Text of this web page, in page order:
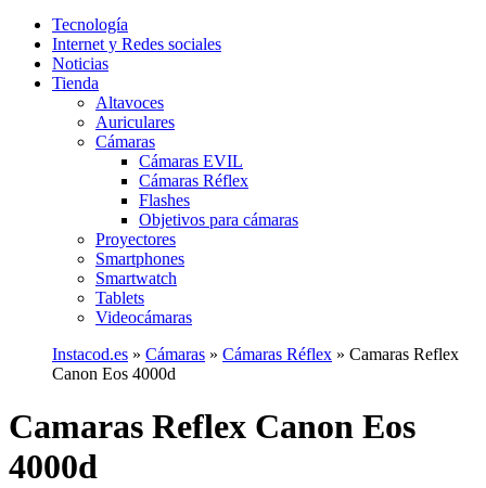
Tecnología
Internet y Redes sociales
Noticias
Tienda
Altavoces
Auriculares
Cámaras
Cámaras EVIL
Cámaras Réflex
Flashes
Objetivos para cámaras
Proyectores
Smartphones
Smartwatch
Tablets
Videocámaras
Instacod.es » Cámaras » Cámaras Réflex » Camaras Reflex
Canon Eos 4000d
Camaras Reflex Canon Eos
4000d